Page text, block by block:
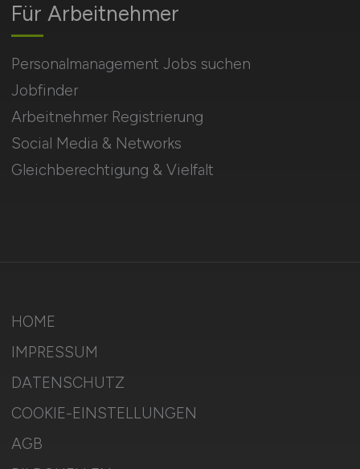
Für Arbeitnehmer
Personalmanagement Jobs suchen
Jobfinder
Arbeitnehmer Registrierung
Social Media & Networks
Gleichberechtigung & Vielfalt
HOME
IMPRESSUM
DATENSCHUTZ
COOKIE-EINSTELLUNGEN
AGB